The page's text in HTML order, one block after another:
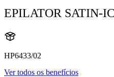
EPILATOR SATIN-
HP6433/02
Ver todos os benefícios